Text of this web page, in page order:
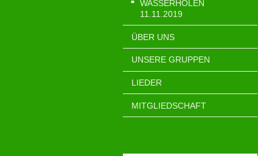
WASSERHOLEN
11.11.2019
ÜBER UNS
UNSERE GRUPPEN
LIEDER
MITGLIEDSCHAFT